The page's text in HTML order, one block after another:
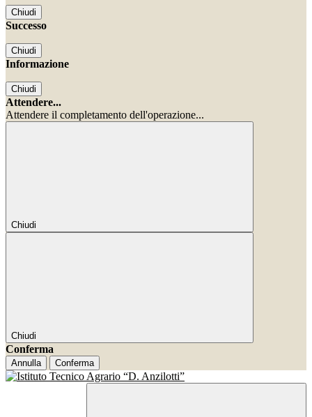
Chiudi
Successo
Chiudi
Informazione
Chiudi
Attendere...
Attendere il completamento dell'operazione...
Chiudi
Chiudi
Conferma
Annulla Conferma